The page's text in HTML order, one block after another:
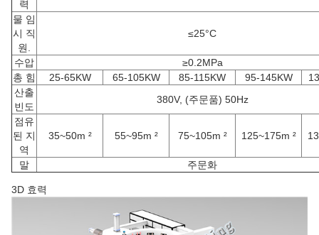
력
물 임
시 직
원.
≤25°C
수압
≥0.2MPa
총 힘
25-65KW 65-105KW 85-115KW 95-145KW
산출
빈도
380V, (주문품) 50Hz
점유
된 지
역
35~50m ² 55~95m ² 75~105m ² 125~175m ²
말 주문화
3D 효력